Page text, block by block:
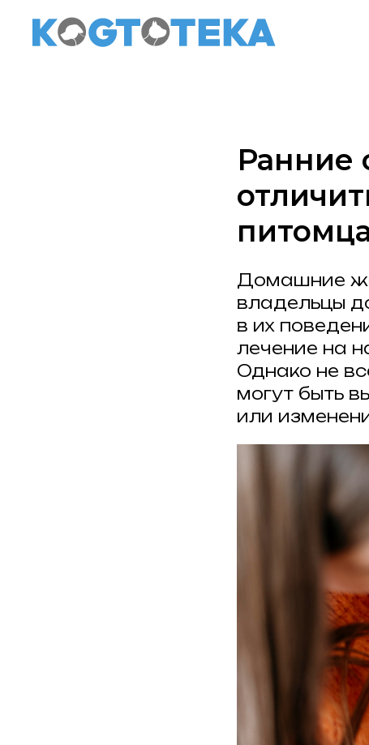
Ранние
Домашние
владельцы
в их
лечение на
Однако не
могут быть
или